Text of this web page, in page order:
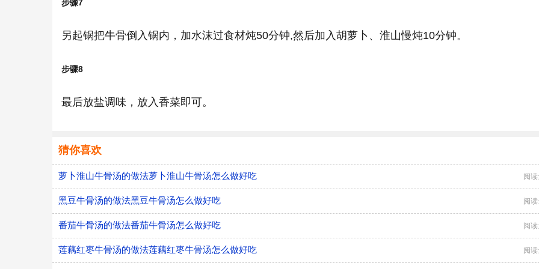
步骤7
另起锅把牛骨倒入锅内，加水沫过食材炖50分钟,然后加入胡萝卜、淮山慢炖10分钟。
步骤8
最后放盐调味，放入香菜即可。
猜你喜欢
萝卜淮山牛骨汤的做法萝卜淮山牛骨汤怎么做好吃 阅
黑豆牛骨汤的做法黑豆牛骨汤怎么做好吃 阅
番茄牛骨汤的做法番茄牛骨汤怎么做好吃 阅
莲藕红枣牛骨汤的做法莲藕红枣牛骨汤怎么做好吃 阅